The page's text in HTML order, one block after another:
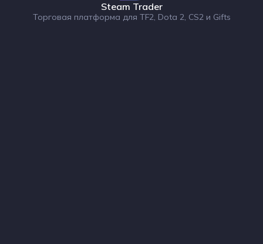
Steam Trader
Торговая платформа для TF2, Dota 2, CS2 и Gifts